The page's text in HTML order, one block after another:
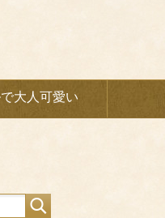
大人可愛い